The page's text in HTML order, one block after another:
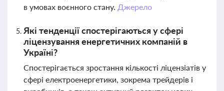
в умовах воєнного стану. Джерело
Які тенденції спостерігаються у сфері
ліцензування енергетичних компаній в
Україні?
Спостерігається зростання кількості ліцензіатів у
сфері електроенергетики, зокрема трейдерів і